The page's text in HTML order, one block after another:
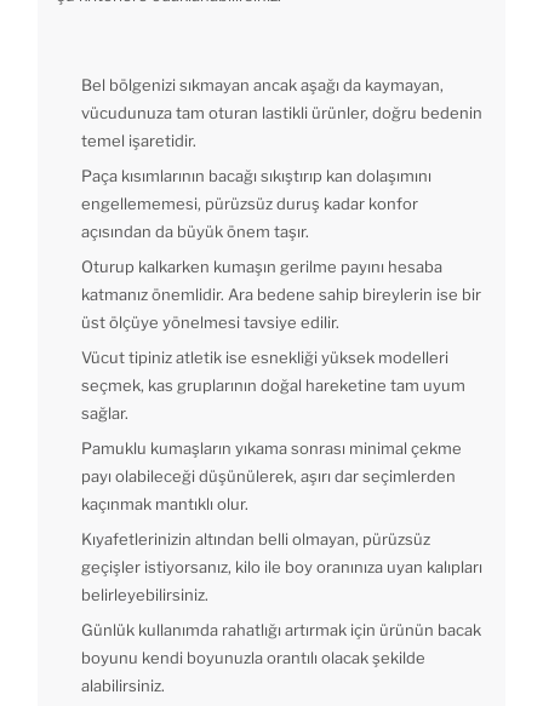
Bel bölgenizi sıkmayan ancak aşağı da kaymayan,
vücudunuza tam oturan lastikli ürünler, doğru bedenin
temel işaretidir.
Paça kısımlarının bacağı sıkıştırıp kan dolaşımını
engellememesi, pürüzsüz duruş kadar konfor
açısından da büyük önem taşır.
Oturup kalkarken kumaşın gerilme payını hesaba
katmanız önemlidir. Ara bedene sahip bireylerin ise bir
üst ölçüye yönelmesi tavsiye edilir.
Vücut tipiniz atletik ise esnekliği yüksek modelleri
seçmek, kas gruplarının doğal hareketine tam uyum
sağlar.
Pamuklu kumaşların yıkama sonrası minimal çekme
payı olabileceği düşünülerek, aşırı dar seçimlerden
kaçınmak mantıklı olur.
Kıyafetlerinizin altından belli olmayan, pürüzsüz
geçişler istiyorsanız, kilo ile boy oranınıza uyan kalıpları
belirleyebilirsiniz.
Günlük kullanımda rahatlığı artırmak için ürünün bacak
boyunu kendi boyunuzla orantılı olacak şekilde
alabilirsiniz.